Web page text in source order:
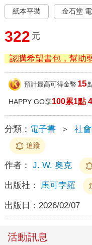
紙本平裝 金石堂
322 元
認購希望書包，幫助
預計最高可得金幣 15
HAPPY GO享100累1點
分類： 電子書 ＞ 社
追蹤
作者： J. W. 奧克
出版社： 馬可孛羅
出版日： 2026/02/07
活動訊息